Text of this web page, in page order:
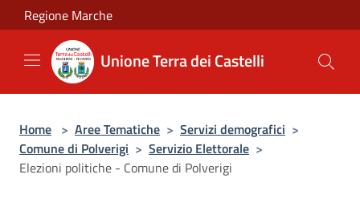
Salta al contenuto principale
Regione Marche
Unione Terra dei Castelli
Home > Aree Tematiche > Servizi demografici >
Comune di Polverigi > Servizio Elettorale >
Elezioni politiche - Comune di Polverigi